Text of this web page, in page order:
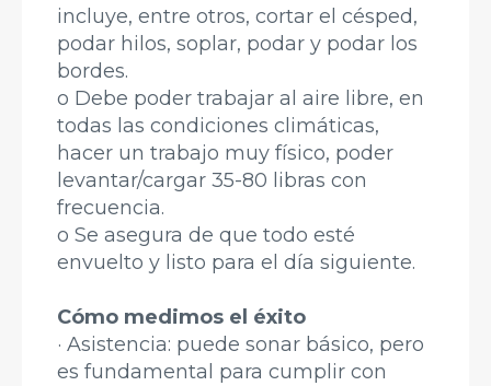
incluye, entre otros, cortar el césped,
podar hilos, soplar, podar y podar los
bordes.
o Debe poder trabajar al aire libre, en
todas las condiciones climáticas,
hacer un trabajo muy físico, poder
levantar/cargar 35-80 libras con
frecuencia.
o Se asegura de que todo esté
envuelto y listo para el día siguiente.
Cómo medimos el éxito
· Asistencia: puede sonar básico, pero
es fundamental para cumplir con